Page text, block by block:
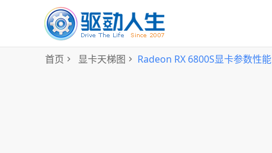
首页 显卡天梯图 Radeon RX 6800S显卡参数性能